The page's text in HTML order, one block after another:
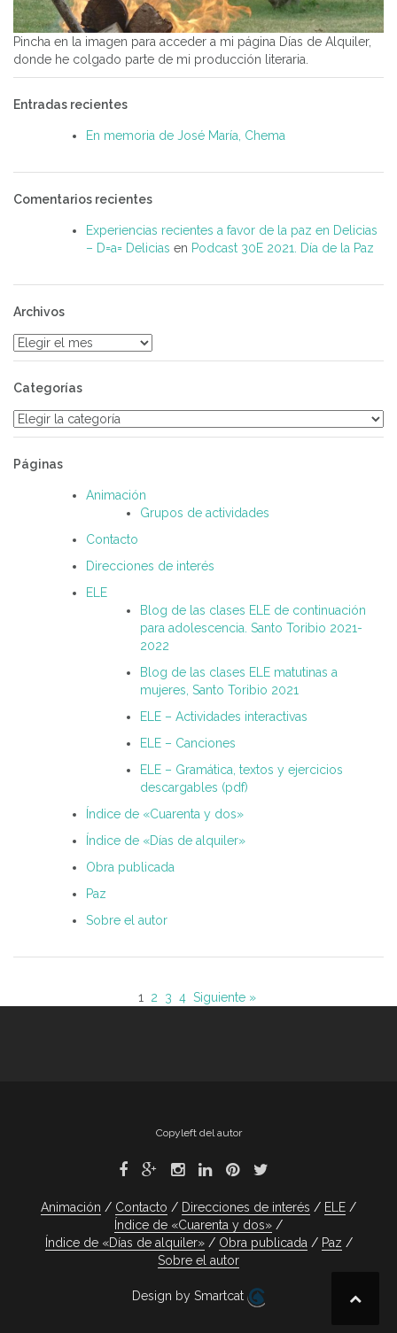
Pincha en la imagen para acceder a mi página Días de Alquiler,
donde he colgado parte de mi producción literaria.
Entradas recientes
En memoria de José María, Chema
Comentarios recientes
Experiencias recientes a favor de la paz en Delicias
– D=a= Delicias en Podcast 30E 2021. Día de la Paz
Archivos
Archivos
Categorías
Categorías
Páginas
Animación
Grupos de actividades
Contacto
Direcciones de interés
ELE
Blog de las clases ELE de continuación
para adolescencia. Santo Toribio 2021-
2022
Blog de las clases ELE matutinas a
mujeres, Santo Toribio 2021
ELE – Actividades interactivas
ELE – Canciones
ELE – Gramática, textos y ejercicios
descargables (pdf)
Índice de «Cuarenta y dos»
Índice de «Días de alquiler»
Obra publicada
Paz
Sobre el autor
1 2 3 4 Siguiente »
Copyleft del autor
Animación Contacto Direcciones de interés
ELE
Índice de «Cuarenta y dos»
Índice de «Días de alquiler»
Obra publicada
Paz
Sobre el autor
Design by Smartcat